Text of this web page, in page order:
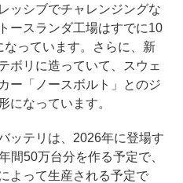
ッシブでチャレンジングな
ースランダ工場はすでに10
っています。さらに、新
ボリに造っていて、スウェ
ー「ノースボルト」とのジ
になっています。
ッテリは、2026年に登場す
間50万台分を作る予定で、
よって生産される予定で